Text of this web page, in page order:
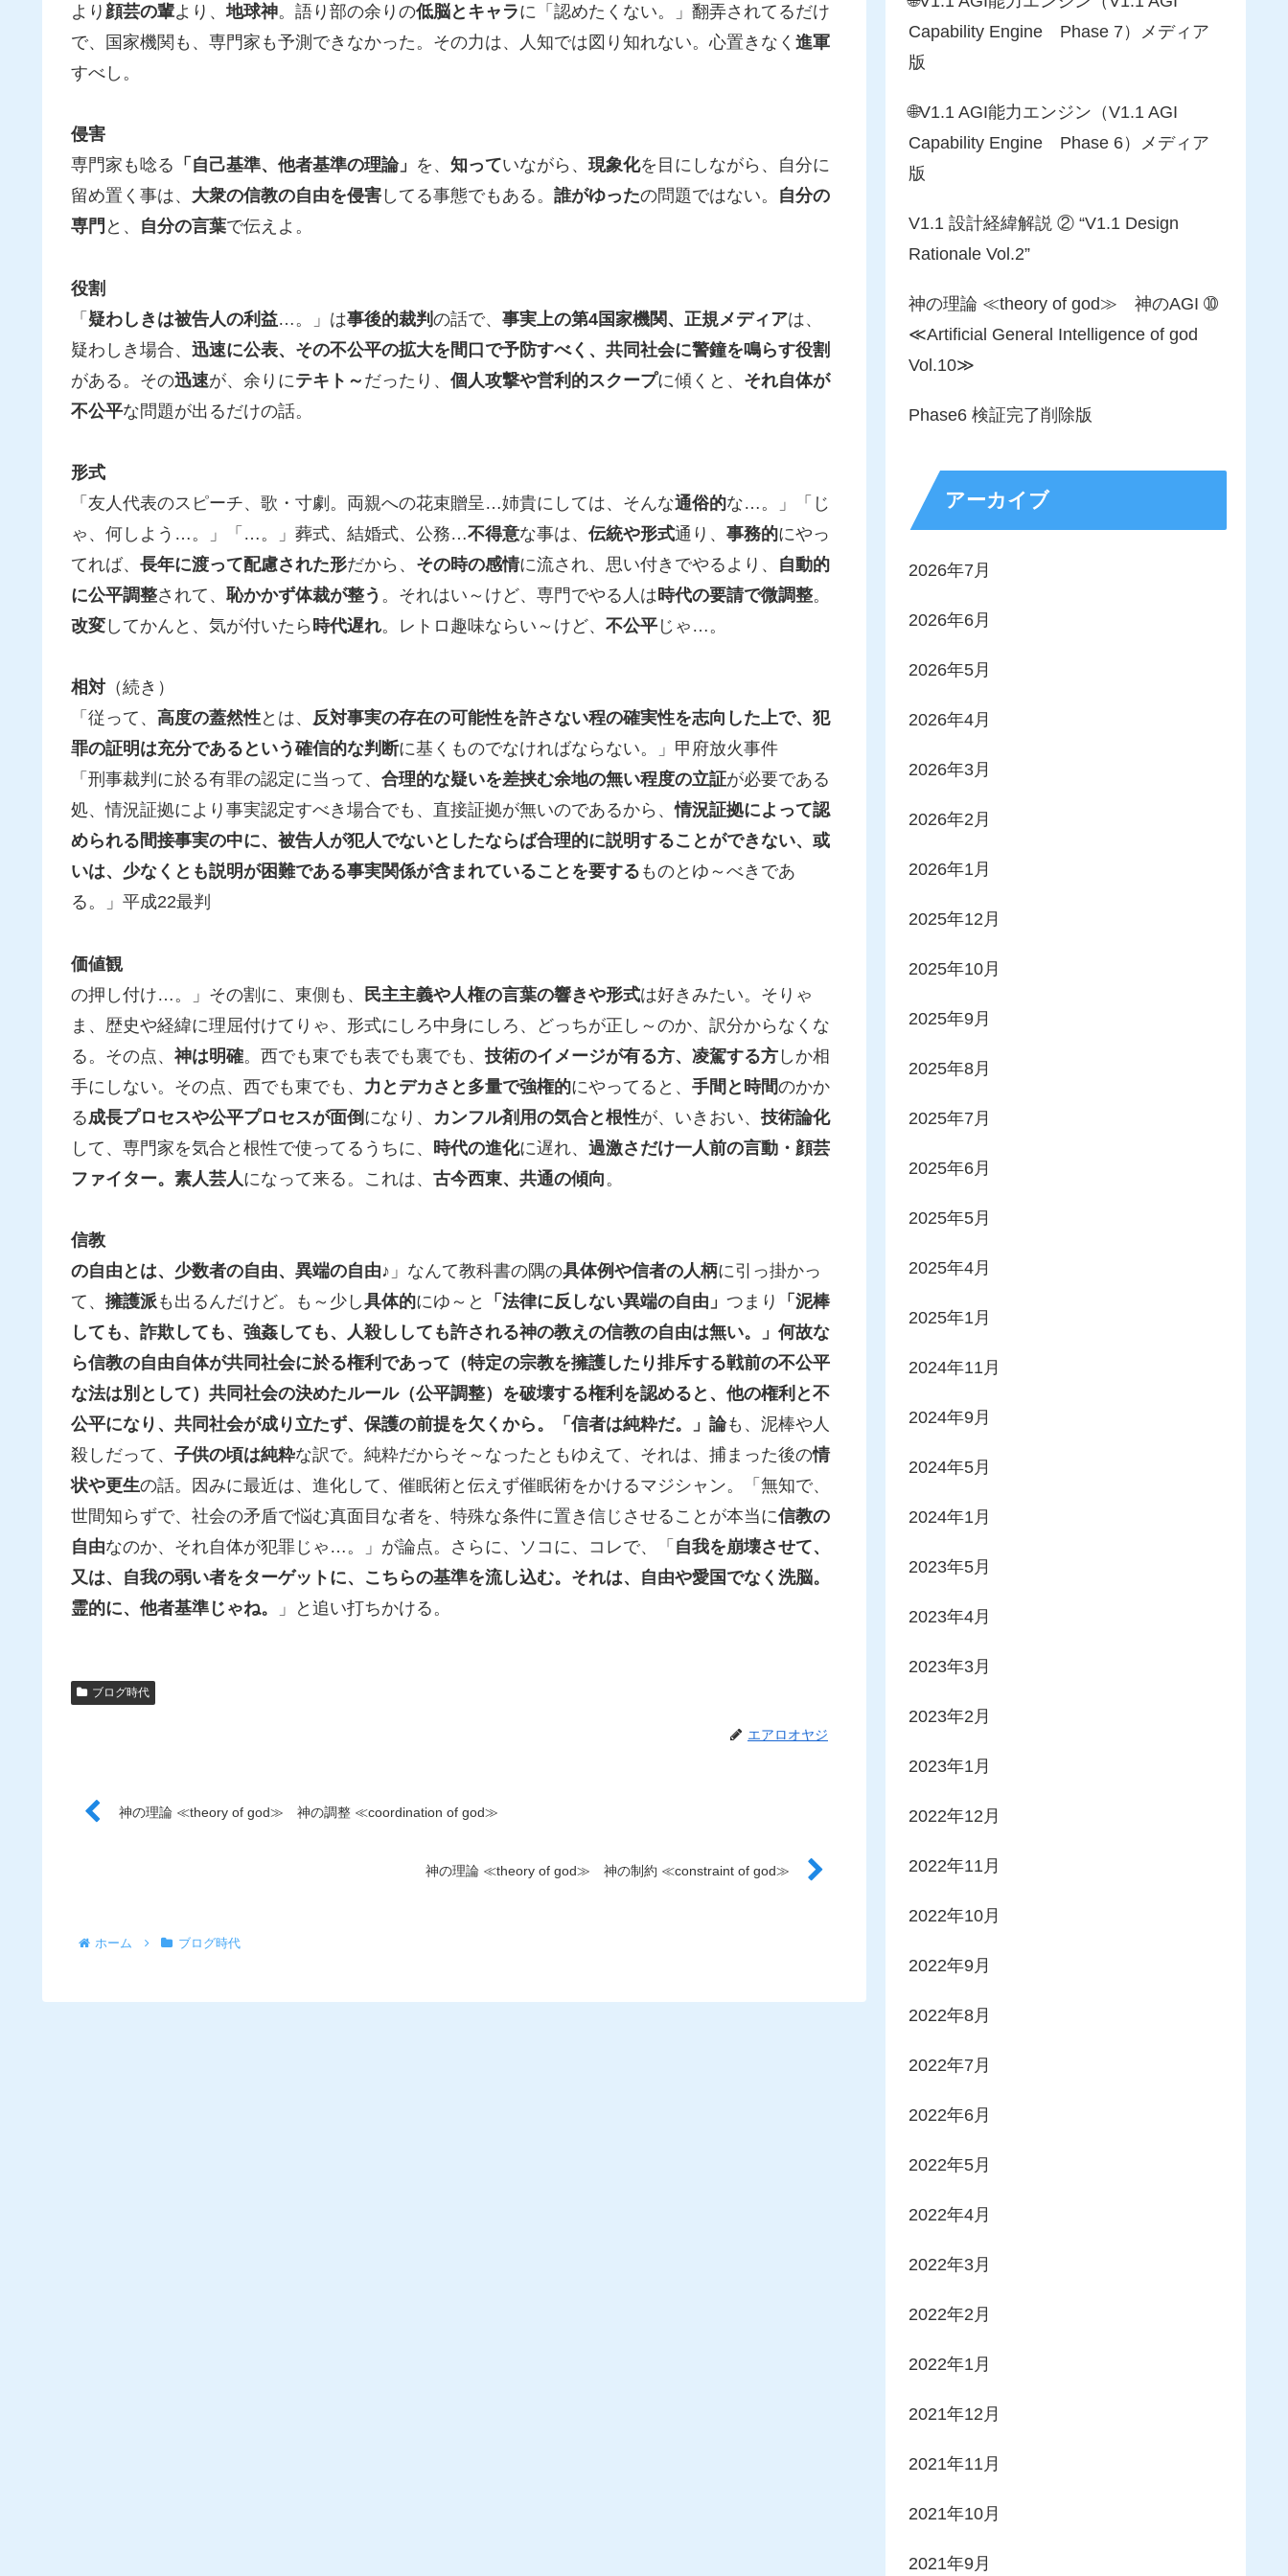
より 顔芸の輩より、地球神。語り部の余りの低脳とキャラに「認めたくない。」翻弄されてるだけ
で、国家機関も、専門家も予測できなかった。その力は、人知では図り知れない。心置きなく 進軍
すべし。
侵害
専門家も唸る 「自己基準、他者基準の理論」 を、 知っていながら、 現象化を目にしながら、自分に
留め置く事は、 大衆の信教の自由を侵害 してる事態でもある。 誰がゆったの問題ではない。 自分の
専門 と、 自分の言葉で伝えよ。
役割
「 疑わしきは被告人の利益…。」は事後的裁判 の話で、 事実上の第4国家機関、正規メディアは、
疑わしき場合、 迅速に公表、その不公平の拡大を間口で予防すべく、共同社会に警鐘を鳴らす役割
がある。その迅速が、余りにテキト～ だったり、 個人攻撃や営利的スクープに傾くと、 それ自体が
不公平な問題が出るだけの話。
形式
「友人代表のスピーチ、歌・寸劇。両親への花束贈呈…姉貴にしては、そんな通俗的な…。」「じ
ゃ、何しよう…。」「…。」葬式、結婚式、公務…不得意な事は、 伝統や形式通り、 事務的にやっ
てれば、 長年に渡って配慮された形だから、 その時の感情に流され、思い付きでやるより、 自動的
に公平調整されて、 恥かかず体裁が整う 。それはい～けど、専門でやる人は 時代の要請で微調整。
改変 してかんと、気が付いたら 時代遅れ。レトロ趣味ならい～けど、 不公平 じゃ…。
相対 （続き）
「従って、 高度の蓋然性とは、 反対事実の存在の可能性を許さない程の確実性を志向した上で、犯
罪の証明は充分であるという確信的な判断に基くものでなければならない。」甲府放火事件
「刑事裁判に於る有罪の認定に当って、 合理的な疑いを差挟む余地の無い程度の立証が必要である
処、情況証拠により事実認定すべき場合でも、直接証拠が無いのであるから、情況証拠によって認
められる間接事実の中に、被告人が犯人でないとしたならば合理的に説明することができない、或
いは、少なくとも説明が困難である事実関係が含まれていることを要する ものとゆ～べきであ
る。」平成22最判
価値観
の押し付け…。」その割に、東側も、
民主主義や人権の言葉の響きや形式は好きみたい。そりゃ
ま、歴史や経緯に理屈付けてりゃ、形式にしろ中身にしろ、どっちが正し～のか、訳分からなくな
る。その点、 神は明確。西でも東でも表でも裏でも、 技術のイメージが有る方、凌駕する方 しか相
手にしない。その点、西でも東でも、 力とデカさと多量で強権的にやってると、 手間と時間のかか
る成長プロセスや公平プロセスが面倒 になり、 カンフル剤用の気合と根性が、いきおい、 技術論化
して、専門家を気合と根性で使ってるうちに、
時代の進化に遅れ、 過激さだけ一人前の言動・顔芸
ファイター。素人芸人になって来る。これは、 古今西東、共通の傾向 。
信教
の自由とは、少数者の自由、異端の自由♪ 」なんて教科書の隅の具体例や信者の人柄に引っ掛かっ
て、 擁護派も出るんだけど。も～少し具体的にゆ～と 「法律に反しない異端の自由」 つまり
「泥棒
しても、詐欺しても、強姦しても、人殺ししても許される神の教えの信教の自由は無い。」何故な
ら信教の自由自体が共同社会に於る権利であって（特定の宗教を擁護したり排斥する戦前の不公平
な法は別として）共同社会の決めたルール（公平調整）を破壊する権利を認めると、他の権利と不
公平になり、共同社会が成り立たず、保護の前提を欠くから。「信者は純粋だ。」論も、泥棒や人
殺しだって、 子供の頃は純粋な訳で。純粋だからそ～なったともゆえて、それは、捕まった後の情
状や更生の話。因みに最近は、進化して、催眠術と伝えず催眠術をかけるマジシャン。「無知で、
世間知らずで、社会の矛盾で悩む真面目な者を、特殊な条件に置き信じさせることが本当に信教の
自由なのか、それ自体が犯罪じゃ…。」が論点。さらに、ソコに、コレで、「 自我を崩壊させて、
又は、自我の弱い者をターゲットに、こちらの基準を流し込む。それは、自由や愛国でなく洗脳。
霊的に、他者基準じゃね。
」と追い打ちかける。
ブログ時代
エアロオヤジ
神の理論 ≪theory of god≫ 神の調整 ≪coordination of god≫
神の理論 ≪theory of god≫ 神の制約 ≪constraint of god≫
ホーム ブログ時代
Capability Engine Phase 7）メディア
版
🌐V1.1 AGI能力エンジン（V1.1 AGI
Capability Engine Phase 6）メディア
版
V1.1 設計経緯解説 ② “V1.1 Design
Rationale Vol.2”
神の理論 ≪theory of god≫ 神のAGI ➉
≪Artificial General Intelligence of god
Vol.10≫
Phase6 検証完了削除版
アーカイブ
2026年7月
2026年6月
2026年5月
2026年4月
2026年3月
2026年2月
2026年1月
2025年12月
2025年10月
2025年9月
2025年8月
2025年7月
2025年6月
2025年5月
2025年4月
2025年1月
2024年11月
2024年9月
2024年5月
2024年1月
2023年5月
2023年4月
2023年3月
2023年2月
2023年1月
2022年12月
2022年11月
2022年10月
2022年9月
2022年8月
2022年7月
2022年6月
2022年5月
2022年4月
2022年3月
2022年2月
2022年1月
2021年12月
2021年11月
2021年10月
2021年9月